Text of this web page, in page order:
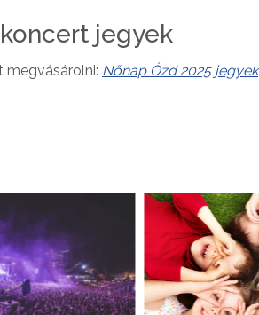
jegyek
megvásárolni: Nőnap Ózd 2025 jegyek